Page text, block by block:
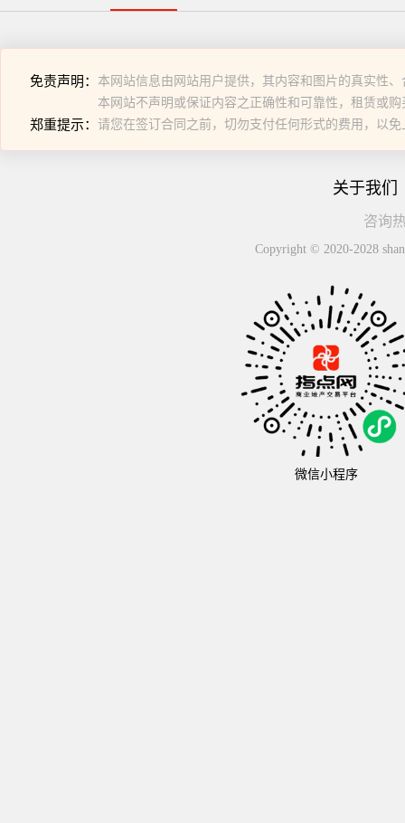
免责声明： 本网站信息由网站用户提供，其内容和图片的真实性
本网站不声明或保证内容之正确性和可靠性，租赁或
郑重提示： 请您在签订合同之前，切勿支付任何形式的费用，以免
关于我们
咨询
Copyright © 2020-2028
微信小程序